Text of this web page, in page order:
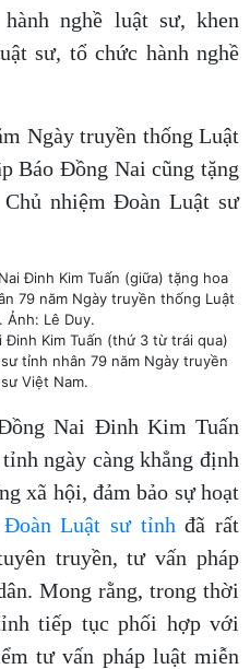
nghề luật sư, khen
sư, tổ chức hành nghề
Ngày truyền thống Luật
Báo Đồng Nai cũng tặng
nhiệm Đoàn Luật sư
Kim Tuấn (thứ 3 từ trái qua)
tỉnh nhân 79 năm Ngày truyền
Việt Nam.
Nai Đinh Kim Tuấn
ngày càng khẳng định
xã hội, đảm bảo sự hoạt
Đoàn Luật sư tỉnh đã rất
truyền, tư vấn pháp
Mong rằng, trong thời
tiếp tục phối hợp với
tư vấn pháp luật miễn